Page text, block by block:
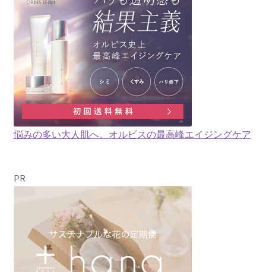
悩みの多い大人肌へ。オルビスの最高峰エイジングケア
PR